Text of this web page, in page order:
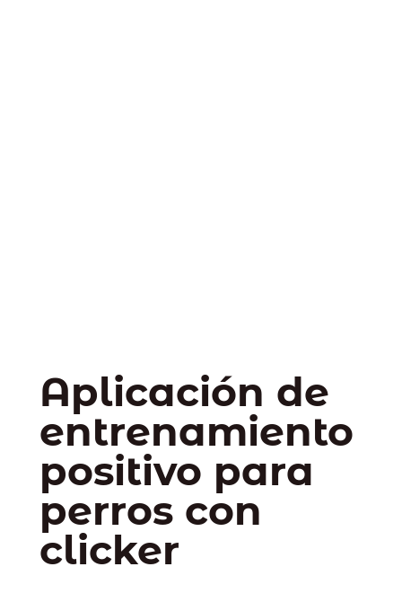
Aplicación de
entrenamiento
positivo para
perros con
clicker